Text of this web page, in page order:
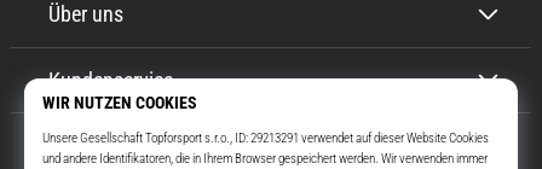
Über uns
Kundenservice